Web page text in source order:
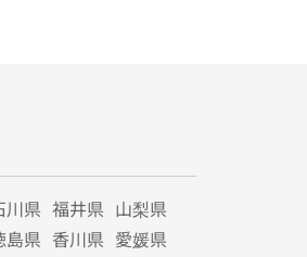
川県 福井県 山梨県
島県 香川県 愛媛県